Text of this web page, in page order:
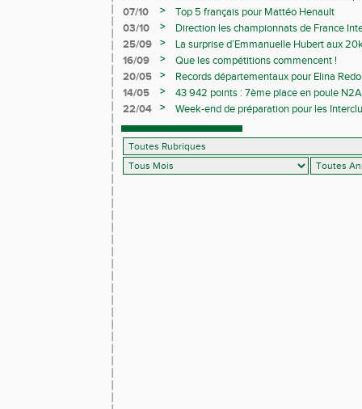
Avenirs
07/10 >
Top 5 français pour Mattéo Henault
03/10
>
Direction les championnats de France
25/09
>
La surprise d’Emmanuelle Hubert aux
16/09
>
Que les compétitions commencent !
20/05
>
Records départementaux pour Elina
14/05
>
43 942 points : 7ème place en poule
22/04
>
Week-end de préparation pour les